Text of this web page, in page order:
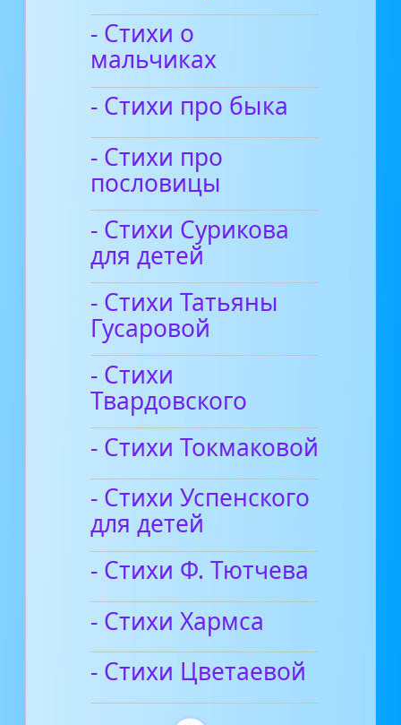
- Стихи о
мальчиках
- Стихи про быка
- Стихи про
пословицы
- Стихи Сурикова
для детей
- Стихи Татьяны
Гусаровой
- Стихи
Твардовского
- Стихи Токмаковой
- Стихи Успенского
для детей
- Стихи Ф. Тютчева
- Стихи Хармса
- Стихи Цветаевой